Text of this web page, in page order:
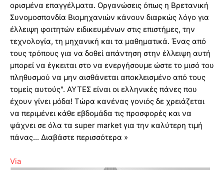
ορισμένα επαγγέλματα. Οργανώσεις όπως η Βρετανική
Συνομοσπονδία Βιομηχανιών κάνουν διαρκώς λόγο για
έλλειψη φοιτητών ειδικευμένων στις επιστήμες, την
τεχνολογία, τη μηχανική και τα μαθηματικά. Ένας από
τους τρόπους για να δοθεί απάντηση στην έλλειψη αυτή
μπορεί να έγκειται στο να ενεργήσουμε ώστε το μισό του
πληθυσμού να μην αισθάνεται αποκλεισμένο από τους
τομείς αυτούς". AYTEΣ είναι οι ελληνικές πάνες που
έχουν γίνει μόδα! Τώρα κανένας γονιός δε χρειάζεται
να περιμένει κάθε εβδομάδα τις προσφορές και να
ψάχνει σε όλα τα super market για την καλύτερη τιμή
πάνας... Διαβάστε περισσότερα »
Via